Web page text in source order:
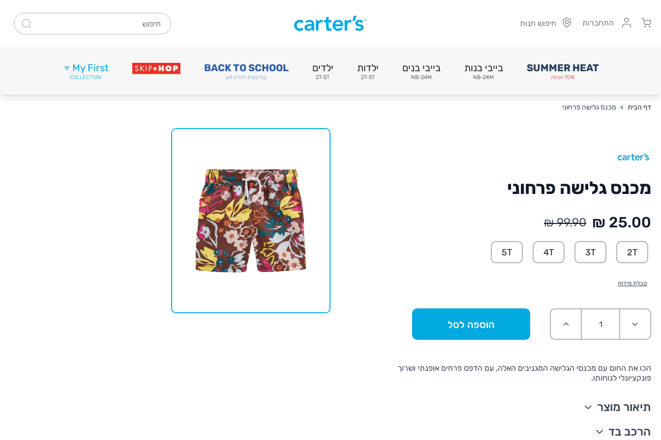
Cart התחברות חיפוש חנות
חיפוש
SUMMER HEAT
70% הנחה
בייבי בנות
NB-24M
בייבי בנים
NB-24M
ילדות
2T-5T
ילדים
2T-5T
BACK TO SCHOOL
קולקציית חזרה לגן
My First
♥
COLLECTION
דף הבית > מכנס גלישה פרחוני
מכנס גלישה פרחוני
החל מ:
2T
3T
4T
5T
טבלת מידות
הוספה לסל
הכו את החום עם מכנסי הגלישה המגניבים האלה, עם הדפס פרחים אופנתי ושרוך
פונקציונלי לנוחותו.
תיאור מוצר
הגנה מפני השמש 50+
הרכב בד